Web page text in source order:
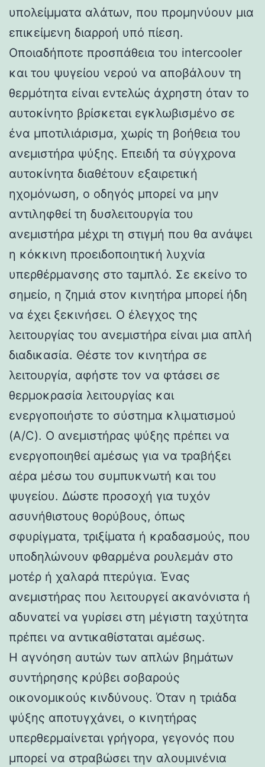
υπολείμματα αλάτων, που προμηνύουν μια
επικείμενη διαρροή υπό πίεση.
Οποιαδήποτε προσπάθεια του intercooler
και του ψυγείου νερού να αποβάλουν τη
θερμότητα είναι εντελώς άχρηστη όταν το
αυτοκίνητο βρίσκεται εγκλωβισμένο σε
ένα μποτιλιάρισμα, χωρίς τη βοήθεια του
ανεμιστήρα ψύξης. Επειδή τα σύγχρονα
αυτοκίνητα διαθέτουν εξαιρετική
ηχομόνωση, ο οδηγός μπορεί να μην
αντιληφθεί τη δυσλειτουργία του
ανεμιστήρα μέχρι τη στιγμή που θα ανάψει
η κόκκινη προειδοποιητική λυχνία
υπερθέρμανσης στο ταμπλό. Σε εκείνο το
σημείο, η ζημιά στον κινητήρα μπορεί ήδη
να έχει ξεκινήσει. Ο έλεγχος της
λειτουργίας του ανεμιστήρα είναι μια απλή
διαδικασία. Θέστε τον κινητήρα σε
λειτουργία, αφήστε τον να φτάσει σε
θερμοκρασία λειτουργίας και
ενεργοποιήστε το σύστημα κλιματισμού
(A/C). Ο ανεμιστήρας ψύξης πρέπει να
ενεργοποιηθεί αμέσως για να τραβήξει
αέρα μέσω του συμπυκνωτή και του
ψυγείου. Δώστε προσοχή για τυχόν
ασυνήθιστους θορύβους, όπως
σφυρίγματα, τριξίματα ή κραδασμούς, που
υποδηλώνουν φθαρμένα ρουλεμάν στο
μοτέρ ή χαλαρά πτερύγια. Ένας
ανεμιστήρας που λειτουργεί ακανόνιστα ή
αδυνατεί να γυρίσει στη μέγιστη ταχύτητα
πρέπει να αντικαθίσταται αμέσως.
Η αγνόηση αυτών των απλών βημάτων
συντήρησης κρύβει σοβαρούς
οικονομικούς κινδύνους. Όταν η τριάδα
ψύξης αποτυγχάνει, ο κινητήρας
υπερθερμαίνεται γρήγορα, γεγονός που
μπορεί να στραβώσει την αλουμινένια